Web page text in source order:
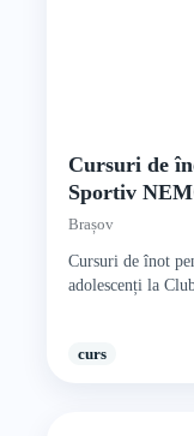
Cursuri de
Sportiv
Brașov
Cursuri de înot
adolescenți la
curs